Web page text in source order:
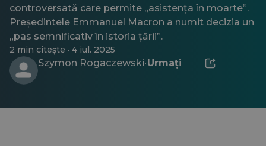
controversată care permite „asistența în moarte”.
Președintele Emmanuel Macron a numit decizia un
„pas semnificativ în istoria țării”.
2 min citește · 4 iul. 2025
Szymon Rogaczewski· Urmați